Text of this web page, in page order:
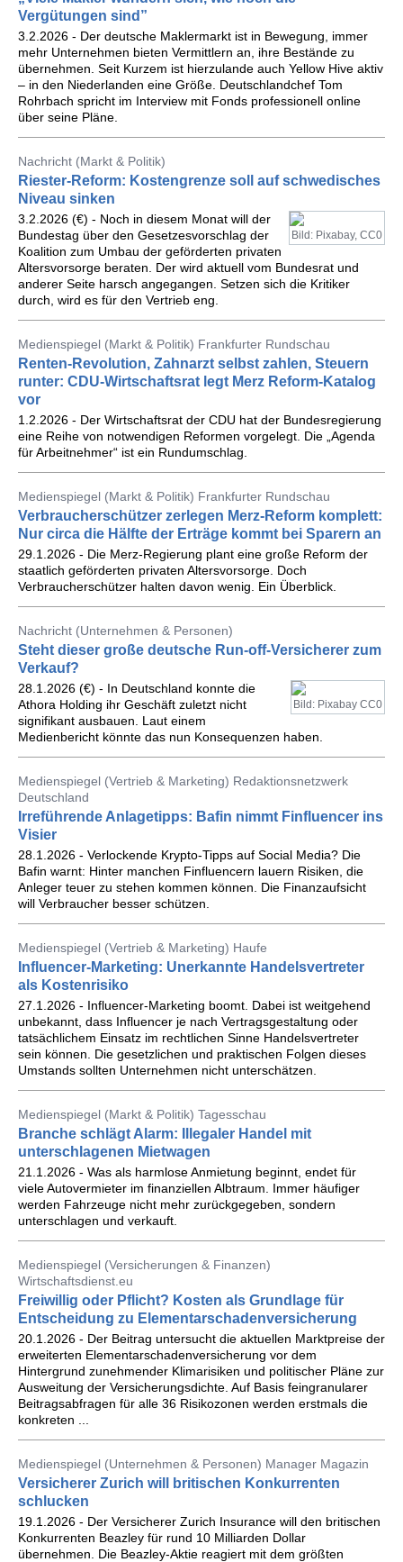
Vergütungen sind”
3.2.2026 - Der deutsche Maklermarkt ist in Bewegung, immer
mehr Unternehmen bieten Vermittlern an, ihre Bestände zu
übernehmen. Seit Kurzem ist hierzulande auch Yellow Hive aktiv
– in den Niederlanden eine Größe. Deutschlandchef Tom
Rohrbach spricht im Interview mit Fonds professionell online
über seine Pläne.
Nachricht (Markt & Politik)
Riester-Reform: Kostengrenze soll auf schwedisches
Niveau sinken
Bild: Pixabay, CC0
3.2.2026 (€) - Noch in diesem Monat will der
Bundestag über den Gesetzesvorschlag der
Koalition zum Umbau der geförderten privaten
Altersvorsorge beraten. Der wird aktuell vom Bundesrat und
anderer Seite harsch angegangen. Setzen sich die Kritiker
durch, wird es für den Vertrieb eng.
Medienspiegel (Markt & Politik) Frankfurter Rundschau
Renten-Revolution, Zahnarzt selbst zahlen, Steuern
runter: CDU-Wirtschaftsrat legt Merz Reform-Katalog
vor
1.2.2026 - Der Wirtschaftsrat der CDU hat der Bundesregierung
eine Reihe von notwendigen Reformen vorgelegt. Die „Agenda
für Arbeitnehmer“ ist ein Rundumschlag.
Medienspiegel (Markt & Politik) Frankfurter Rundschau
Verbraucherschützer zerlegen Merz-Reform komplett:
Nur circa die Hälfte der Erträge kommt bei Sparern an
29.1.2026 - Die Merz-Regierung plant eine große Reform der
staatlich geförderten privaten Altersvorsorge. Doch
Verbraucherschützer halten davon wenig. Ein Überblick.
Nachricht (Unternehmen & Personen)
Steht dieser große deutsche Run-off-Versicherer zum
Verkauf?
Bild: Pixabay CC0
28.1.2026 (€) - In Deutschland konnte die
Athora Holding ihr Geschäft zuletzt nicht
signifikant ausbauen. Laut einem
Medienbericht könnte das nun Konsequenzen haben.
Medienspiegel (Vertrieb & Marketing) Redaktionsnetzwerk
Deutschland
Irreführende Anlagetipps: Bafin nimmt Finfluencer ins
Visier
28.1.2026 - Verlockende Krypto-Tipps auf Social Media? Die
Bafin warnt: Hinter manchen Finfluencern lauern Risiken, die
Anleger teuer zu stehen kommen können. Die Finanzaufsicht
will Verbraucher besser schützen.
Medienspiegel (Vertrieb & Marketing) Haufe
Influencer-Marketing: Unerkannte Handelsvertreter
als Kostenrisiko
27.1.2026 - Influencer-Marketing boomt. Dabei ist weitgehend
unbekannt, dass Influencer je nach Vertragsgestaltung oder
tatsächlichem Einsatz im rechtlichen Sinne Handelsvertreter
sein können. Die gesetzlichen und praktischen Folgen dieses
Umstands sollten Unternehmen nicht unterschätzen.
Medienspiegel (Markt & Politik) Tagesschau
Branche schlägt Alarm: Illegaler Handel mit
unterschlagenen Mietwagen
21.1.2026 - Was als harmlose Anmietung beginnt, endet für
viele Autovermieter im finanziellen Albtraum. Immer häufiger
werden Fahrzeuge nicht mehr zurückgegeben, sondern
unterschlagen und verkauft.
Medienspiegel (Versicherungen & Finanzen)
Wirtschaftsdienst.eu
Freiwillig oder Pflicht? Kosten als Grundlage für
Entscheidung zu Elementarschadenversicherung
20.1.2026 - Der Beitrag untersucht die aktuellen Marktpreise der
erweiterten Elementarschadenversicherung vor dem
Hintergrund zunehmender Klimarisiken und politischer Pläne zur
Ausweitung der Versicherungsdichte. Auf Basis feingranularer
Beitragsabfragen für alle 36 Risikozonen werden erstmals die
konkreten ...
Medienspiegel (Unternehmen & Personen) Manager Magazin
Versicherer Zurich will britischen Konkurrenten
schlucken
19.1.2026 - Der Versicherer Zurich Insurance will den britischen
Konkurrenten Beazley für rund 10 Milliarden Dollar
übernehmen. Die Beazley-Aktie reagiert mit dem größten